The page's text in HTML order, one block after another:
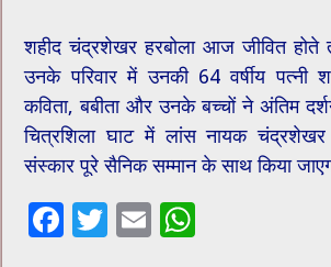
शहीद चंद्रशेखर हरबोला आज जीवित होते
उनके परिवार में उनकी 64 वर्षीय पत्नी
कविता, बबीता और उनके बच्चों ने अंतिम
चित्रशिला घाट में लांस नायक चंद्रशेखर
संस्कार पूरे सैनिक सम्मान के साथ किया
F
T
E